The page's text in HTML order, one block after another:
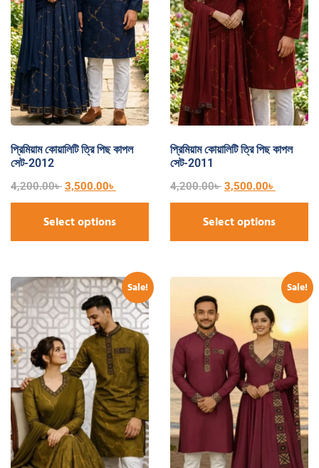
প্রিমিয়াম কোয়ালিটি ত্রি পিছ কাপল
সেট-2012
4,200.00৳ 3,500.00৳
Select options
প্রিমিয়াম কোয়ালিটি ত্রি পিছ কাপল
সেট-2011
4,200.00৳ 3,500.00৳
Select options
Sale! Sale!